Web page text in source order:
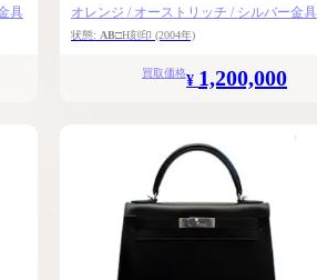
具 オレンジ / オーストリッチ / シルバー金具
状態: AB□H刻印 (2004年)
買取価格¥ 1,200,000